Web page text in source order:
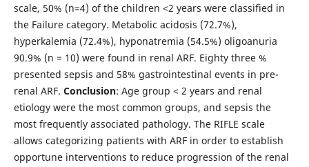
scale, 50% (n=4) of the children <2 years were classified in
the Failure category. Metabolic acidosis (72.7%),
hyperkalemia (72.4%), hyponatremia (54.5%) oligoanuria
90.9% (n = 10) were found in renal ARF. Eighty three %
presented sepsis and 58% gastrointestinal events in pre-
renal ARF. Conclusion: Age group < 2 years and renal
etiology were the most common groups, and sepsis the
most frequently associated pathology. The RIFLE scale
allows categorizing patients with ARF in order to establish
opportune interventions to reduce progression of the renal